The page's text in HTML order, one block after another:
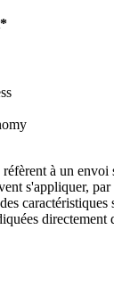
à un envoi
s'appliquer,
directement